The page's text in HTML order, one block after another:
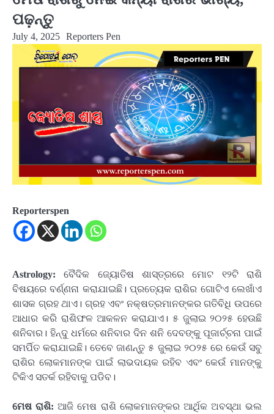
ପଢ଼ନ୍ତୁ
July 4, 2025 Reporters Pen
Reporterspen
Astrology: ବୈଦିକ ଜ୍ୟୋତିଷ ଶାସ୍ତ୍ରରେ ମୋଟ ୧୨ଟି ରାଶି
ବିଷୟରେ ବର୍ଣ୍ଣନା କରାଯାଇଛି। ପ୍ରତ୍ୟେକ ରାଶିର ଗୋଟିଏ ଲେଖାଁଏ
ଶାସକ ଗ୍ରହ ଥାଏ। ଗ୍ରହ ଏବଂ ନକ୍ଷତ୍ରମାନଙ୍କର ଗତିବିଧି ଉପରେ
ଆଧାର କରି ରାଶିଫଳ ଆକଳନ କରାଯାଏ। ୫ ଜୁଲାଇ ୨୦୨୫ ହେଉଛି
ଶନିବାର। ହିନ୍ଦୁ ଧର୍ମରେ ଶନିବାର ଦିନ ଶନି ଦେବଙ୍କୁ ପୂଜାର୍ଚ୍ଚନା ପାଇଁ
ସମର୍ପିତ କରାଯାଇଛି। ତେବେ ଜାଣନ୍ତୁ ୫ ଜୁଲାଇ ୨୦୨୫ ରେ କେଉଁ ସବୁ
ରାଶିର ଲୋକମାନଙ୍କ ପାଇଁ ଲାଭଦାୟକ ରହିବ ଏବଂ କେଉଁ ମାନଙ୍କୁ
ଟିକିଏ ସତର୍କ ରହିବାକୁ ପଡିବ।
ମେଷ ରାଶି: ଆଜି ମେଷ ରାଶି ଲୋକମାନଙ୍କର ଆର୍ଥିକ ଅବସ୍ଥା ଭଲ